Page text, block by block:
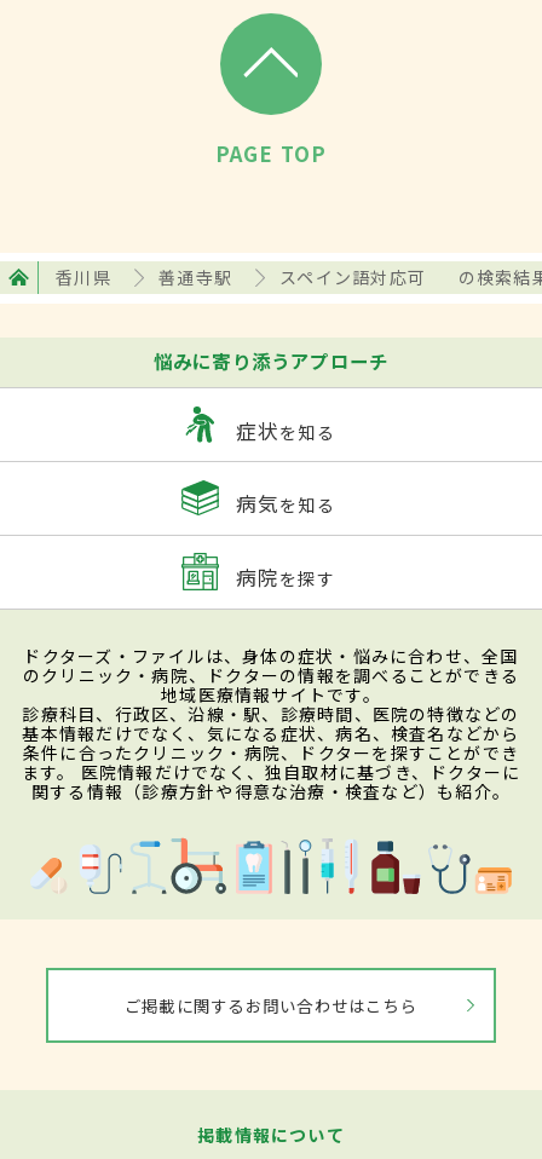
PAGE TOP
香川県 善通寺駅 スペイン語対応可 の検索結
悩みに寄り添うアプローチ
症状を知る
病気を知る
病院を探す
ドクターズ・ファイルは、身体の症状・悩みに合わせ、全国
のクリニック・病院、ドクターの情報を調べることができる
地域医療情報サイトです。
診療科目、行政区、沿線・駅、診療時間、医院の特徴などの
基本情報だけでなく、気になる症状、病名、検査名などから
条件に合ったクリニック・病院、ドクターを探すことができ
ます。 医院情報だけでなく、独自取材に基づき、ドクターに
関する情報（診療方針や得意な治療・検査など）も紹介。
ご掲載に関するお問い合わせはこちら
掲載情報について